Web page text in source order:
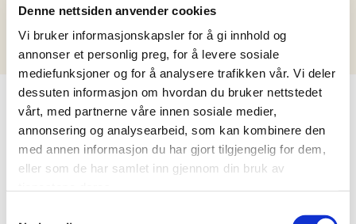
Denne nettsiden anvender cookies
Vi bruker informasjonskapsler for å gi innhold og
annonser et personlig preg, for å levere sosiale
mediefunksjoner og for å analysere trafikken vår. Vi deler
dessuten informasjon om hvordan du bruker nettstedet
vårt, med partnerne våre innen sosiale medier,
annonsering og analysearbeid, som kan kombinere den
med annen informasjon du har gjort tilgjengelig for dem,
eller som de har samlet inn gjennom din bruk av
LIKNENDE OPPSKRIFT